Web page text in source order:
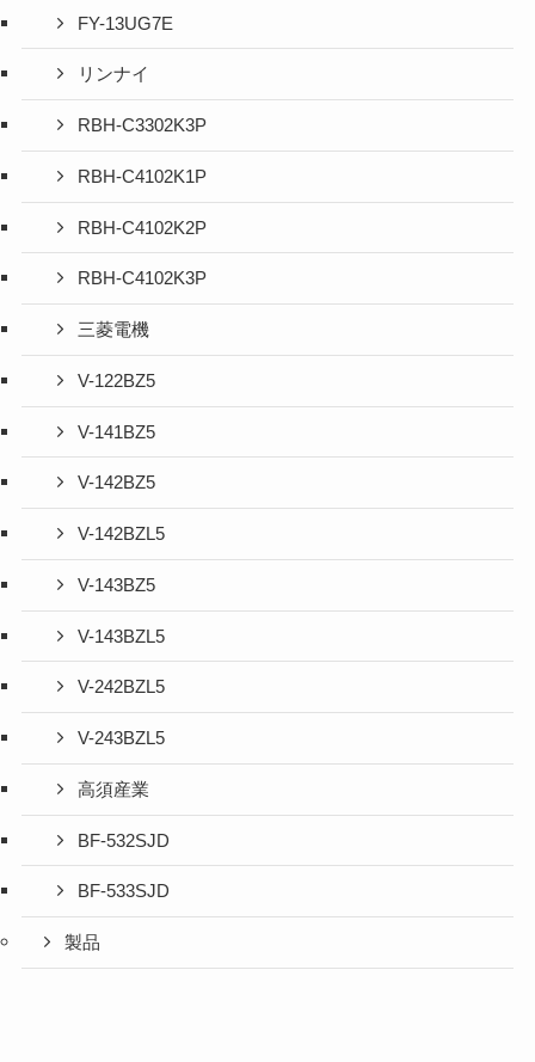
FY-13UG7E
リンナイ
RBH-C3302K3P
RBH-C4102K1P
RBH-C4102K2P
RBH-C4102K3P
三菱電機
V-122BZ5
V-141BZ5
V-142BZ5
V-142BZL5
V-143BZ5
V-143BZL5
V-242BZL5
V-243BZL5
高須産業
BF-532SJD
BF-533SJD
製品